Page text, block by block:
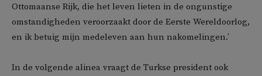
Ottomaanse Rijk, die het leven lieten in de ongunstige
omstandigheden veroorzaakt door de Eerste Wereldoorlog,
en ik betuig mijn medeleven aan hun nakomelingen.’
In de volgende alinea vraagt de Turkse president ook